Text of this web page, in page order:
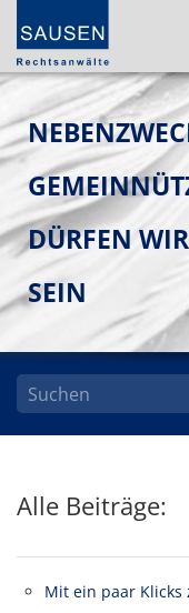
DÜRFEN
SEIN
Alle Beiträge:
Mit ein paar Klicks